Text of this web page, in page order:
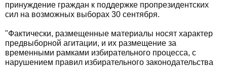
принуждение граждан к поддержке пропрезидентских
сил на возможных выборах 30 сентября.
"Фактически, размещенные материалы носят характер
предвыборной агитации, и их размещение за
временными рамками избирательного процесса, с
нарушением правил избирательного законодательства